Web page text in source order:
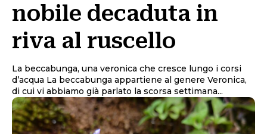
nobile decaduta in
riva al ruscello
La beccabunga, una veronica che cresce lungo i corsi
d’acqua La beccabunga appartiene al genere Veronica,
di cui vi abbiamo già parlato la scorsa settimana...